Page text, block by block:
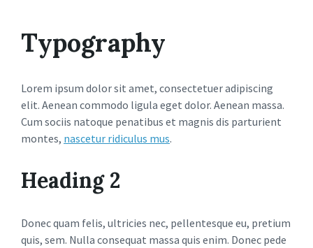
Typography
Lorem ipsum dolor sit amet, consectetuer adipiscing
elit. Aenean commodo ligula eget dolor. Aenean massa.
Cum sociis natoque penatibus et magnis dis parturient
montes, nascetur ridiculus mus.
Heading 2
Donec quam felis, ultricies nec, pellentesque eu, pretium
quis, sem. Nulla consequat massa quis enim. Donec pede